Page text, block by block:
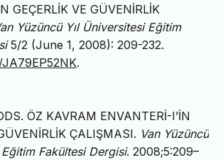
GEÇERLİK VE GÜVENİRLİK
Yüzüncü Yıl Üniversitesi Eğitim
5/2 (June 1, 2008): 209-232.
.
ÖZ KAVRAM ENVANTERİ-I’İN
ÇALIŞMASI. Van Yüzüncü
Eğitim Fakültesi Dergisi. 2008;5:209–